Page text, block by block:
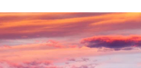
e altrettante volte ho dovuto fare il
guida semplice ma [']